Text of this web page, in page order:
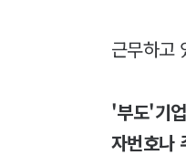
근무하고
'부도'기
자번호나